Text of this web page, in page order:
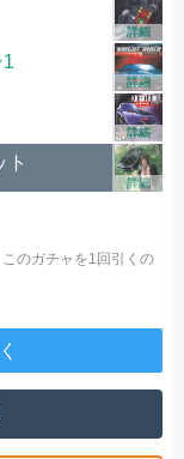
詳細
詳細
詳細
ト
詳細
このガチャを1回引くの